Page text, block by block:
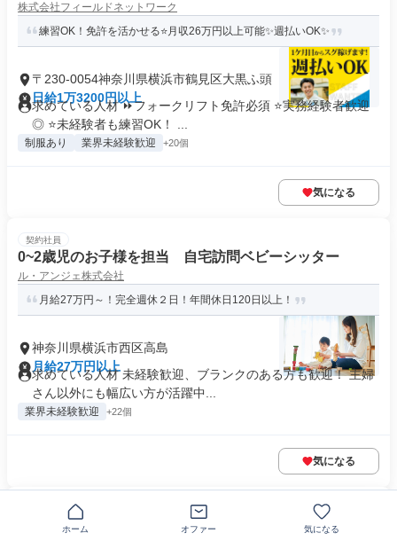
株式会社フィールドネットワーク
練習OK！免許を活かせる⭐月収26万円以上可能✨週払いOK✨
〒230-0054神奈川県横浜市鶴見区大黒ふ頭
日給1万3200円以上
求めている人材 ⏩フォークリフト免許必須 ⭐実務経験者歓迎
◎ ⭐未経験者も練習OK！ ...
制服あり 業界未経験歓迎 +20個
気になる
契約社員
0~2歳児のお子様を担当 自宅訪問ベビーシッター
ル・アンジェ株式会社
月給27万円～！完全週休２日！年間休日120日以上！
神奈川県横浜市西区高島
月給27万円以上
求めている人材 未経験歓迎、ブランクのある方も歓迎！ 主婦
さん以外にも幅広い方が活躍中...
業界未経験歓迎 +22個
気になる
小中学校での調理師・栄養士
ホーム オファー 気になる